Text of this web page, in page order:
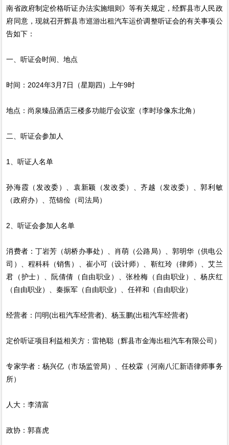
南省政府制定价格听证办法实施细则》等有关规定，经辉县市人民政
府同意，现就召开辉县市巡游出租汽车运价调整听证会的有关事项公
告如下：
一、听证会时间、地点
时间：2024年3月7日（星期四）上午9时
地点：尚泉臻品酒店三楼多功能厅会议室（李时珍像东北角）
二、听证会参加人
1、听证人名单
孙海霞（发改委）、袁新颖（发改委）、齐越（发改委）、郭利敏
（政府办）、范锦俭（司法局）
2、听证会参加人名单
消费者：丁岩芳（胡桥办事处）、肖萌（公路局）、郭明华（供电公
司）、程科科（销售）、崔小可（设计师）、靳红玲（律师）、艾兰
君（护士）、阮倩倩（自由职业）、张栓梅（自由职业）、杨庆红
（自由职业）、秦振军（自由职业）、任祥和（自由职业）
经营者：闫明(出租汽车经营者)、杨玉鹏(出租汽车经营者)
定价听证项目利益相关方：雷艳聪（辉县市金海出租汽车有限公司）
专家学者：杨兴亿（市场监管局）、任校霖（河南八汇新语律师事务
所）
人大：李清富
政协：郭喜虎